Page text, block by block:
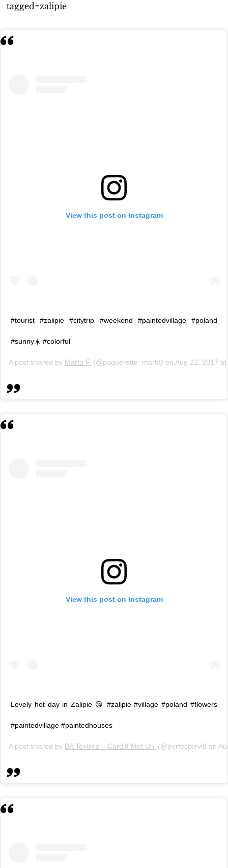
tagged=zalipie
View this post on Instagram
#tourist #zalipie #citytrip #weekend #paintedvillage #poland
#sunny☀️ #colorful
A post shared by Marta F. (@paquerette_marta) on Aug 22, 2017
View this post on Instagram
Lovely hot day in Zalipie 😘 #zalipie #village #poland #flowers
#paintedvillage #paintedhouses
A post shared by BA Textiles – Cardiff Met Uni (@perfectxevil) on